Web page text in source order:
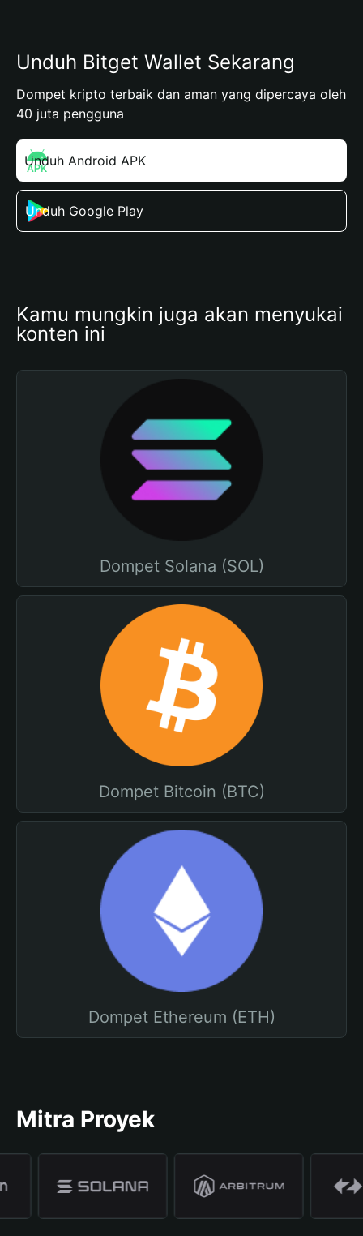
Unduh Bitget Wallet Sekarang
Dompet kripto terbaik dan aman yang dipercaya oleh
40 juta pengguna
Unduh Android APK
Unduh Google Play
Kamu mungkin juga akan menyukai
konten ini
Dompet Solana (SOL)
Dompet Bitcoin (BTC)
Dompet Ethereum (ETH)
Mitra Proyek